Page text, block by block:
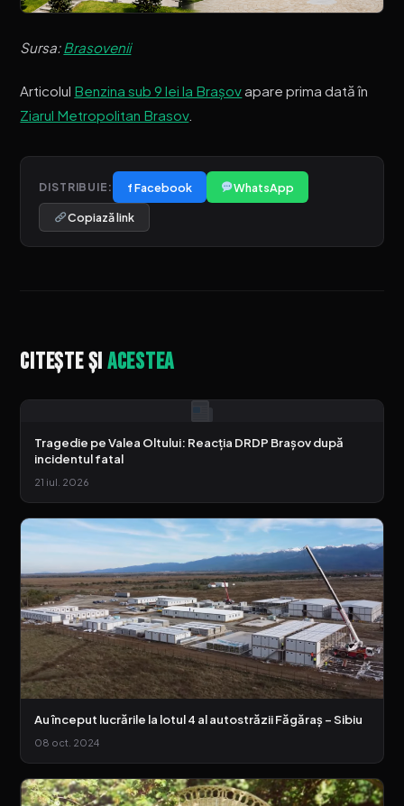
Sursa: Brasovenii
Articolul Benzina sub 9 lei la Brașovapare prima dată în
Ziarul Metropolitan Brasov.
DISTRIBUIE: f Facebook WhatsApp
Copiază link
Citește șiacestea
Tragedie pe Valea Oltului: Reacția DRDP Brașov după
incidentul fatal
21 iul. 2026
Au început lucrările la lotul 4 al autostrăzii Făgăraș – Sibiu
08 oct. 2024